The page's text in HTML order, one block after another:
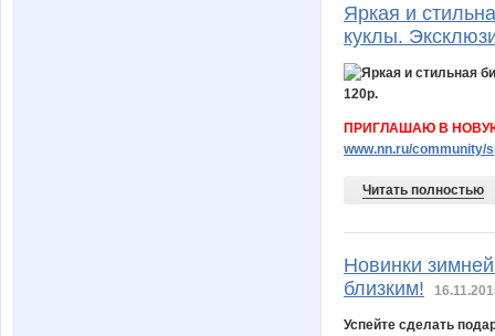
Яркая и
куклы.
ПРИГЛАШАЮ В НОВУЮ
www.nn.ru/community/
Читать полностью
Новинки
близким!
Успейте сделать